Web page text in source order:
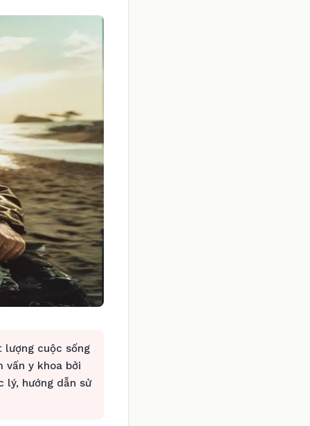
cuộc sống
y khoa bởi
lý, hướng dẫn sử